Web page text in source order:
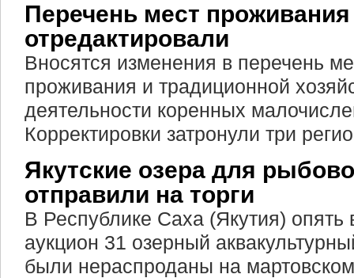
Перечень мест
отредактировали
Вносятся изменения в перечень
проживания и традиционной
деятельности коренных
Корректировки затронули три
Якутские озера для
отправили на торги
В Республике Саха (Якутия) опять
аукцион 31 озерный
были нераспроданы на